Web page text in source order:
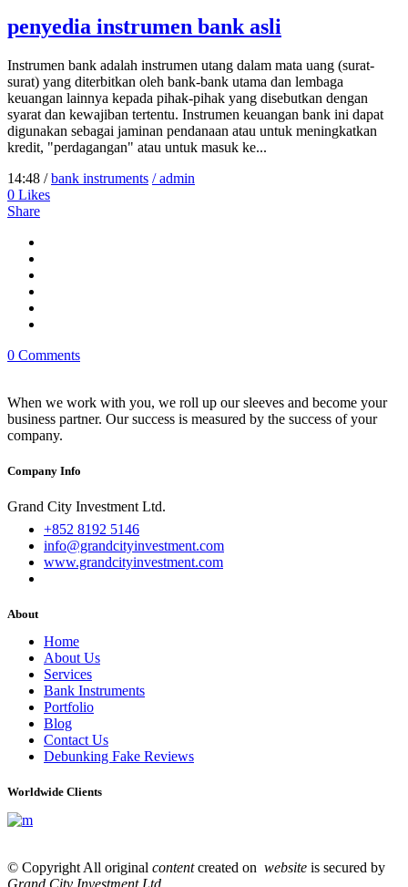
penyedia instrumen bank asli
Instrumen bank adalah instrumen utang dalam mata uang (surat-
surat) yang diterbitkan oleh bank-bank utama dan lembaga
keuangan lainnya kepada pihak-pihak yang disebutkan dengan
syarat dan kewajiban tertentu. Instrumen keuangan bank ini dapat
digunakan sebagai jaminan pendanaan atau untuk meningkatkan
kredit, "perdagangan" atau untuk masuk ke...
14:48 /bank instruments / admin
0 Likes
Share
0 Comments
When we work with you, we roll up our sleeves and become your
business partner. Our success is measured by the success of your
company.
Company Info
Grand City Investment Ltd.
+852 8192 5146
info@grandcityinvestment.com
www.grandcityinvestment.com
About
Home
About Us
Services
Bank Instruments
Portfolio
Blog
Contact Us
Debunking Fake Reviews
Worldwide Clients
© Copyright All original contentcreated on website is secured by
Grand City Investment Ltd